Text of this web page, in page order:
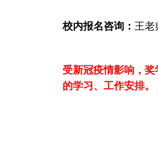
校内报名咨询： 王老
受新冠疫情影响，
的学习、工作安排。